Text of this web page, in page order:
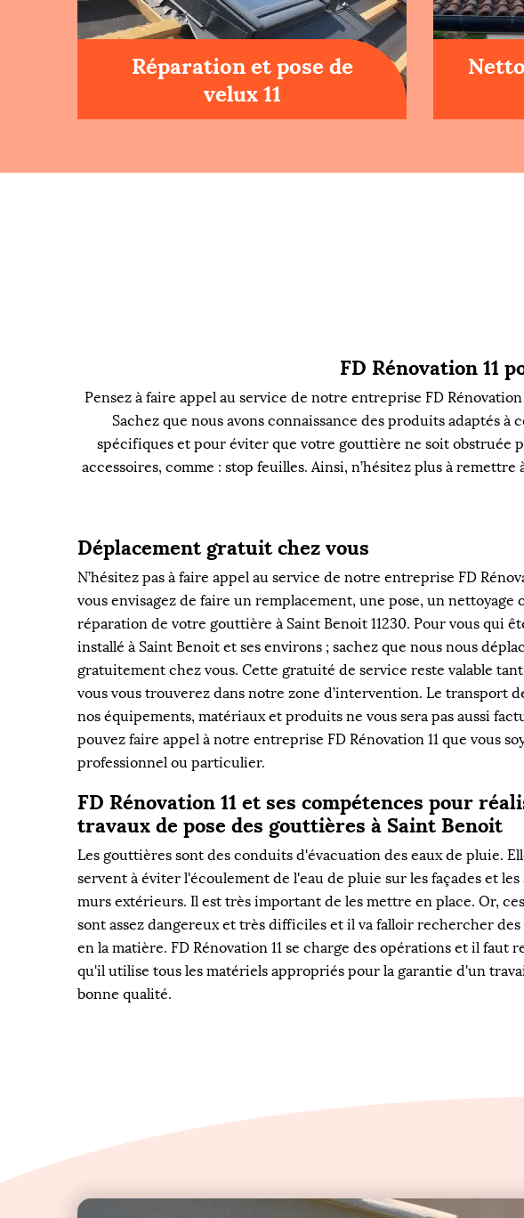
Réparation et pose de
velux 11
FD Rénovation 11
Pensez à faire appel au service de notre entreprise FD
Sachez que nous avons connaissance des produits adaptés
spécifiques et pour éviter que votre gouttière ne soit obstruée
accessoires, comme : stop feuilles. Ainsi, n’hésitez plus à
Déplacement gratuit chez vous
N’hésitez pas à faire appel au service de notre entreprise FD
vous envisagez de faire un remplacement, une pose, un nettoyage
réparation de votre gouttière à Saint Benoit 11230. Pour vous qui
installé à Saint Benoit et ses environs ; sachez que nous nous
gratuitement chez vous. Cette gratuité de service reste valable
vous vous trouverez dans notre zone d’intervention. Le transport
nos équipements, matériaux et produits ne vous sera pas aussi
pouvez faire appel à notre entreprise FD Rénovation 11 que vous
professionnel ou particulier.
FD Rénovation 11 et ses compétences pour
travaux de pose des gouttières à Saint Benoit
Les gouttières sont des conduits d'évacuation des eaux de pluie.
servent à éviter l'écoulement de l'eau de pluie sur les façades et les
murs extérieurs. Il est très important de les mettre en place. Or,
sont assez dangereux et très difficiles et il va falloir rechercher
en la matière. FD Rénovation 11 se charge des opérations et il faut
qu'il utilise tous les matériels appropriés pour la garantie d'un
bonne qualité.